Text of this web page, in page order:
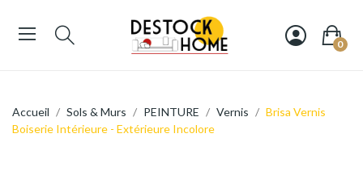
0
Accueil Sols & Murs PEINTURE Vernis
Brisa Vernis
Boiserie Intérieure - Extérieure Incolore